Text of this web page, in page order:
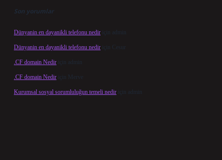
Son yorumlar
Dünyanin en dayanikli telefonu nedir için admin
Dünyanin en dayanikli telefonu nedir için Cesur
.CF domain Nedir için admin
.CF domain Nedir için Merve
Kurumsal sosyal sorumluluğun temeli nedir için admin